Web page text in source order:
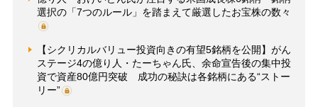
選択の「7つのルール」を踏まえて厳選したお宝株の数々
【シクリカルバリュー投資向きの有望5銘柄を公開】がん
ステージ4の億り人・たーちゃん氏、余命宣告後の集中投
資で資産80億円突破 成功の秘訣は各銘柄にある“ストー
リー”